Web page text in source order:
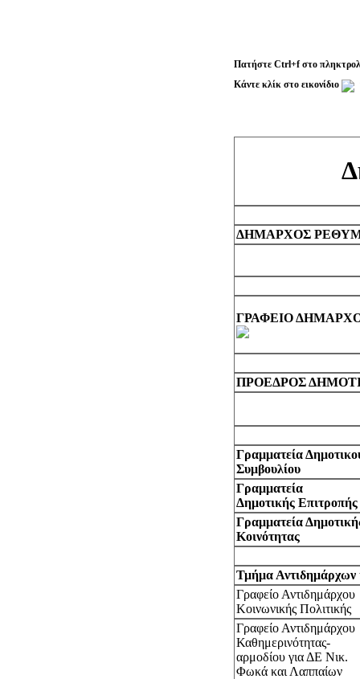
Πατήστε Ctrl+f στο
Κάντε κλίκ στο εικονίδιο
ΔΗΜΑΡΧΟΣ
ΓΡΑΦΕΙΟ
ΠΡΟΕΔΡΟΣ
Γραμματεία
Συμβουλίου
Γραμματεία
Δημοτικής Επιτροπής
Γραμματεία
Κοινότητας
Τμήμα
Γραφείο Αντιδημάρχου
Κοινωνικής Πολιτικής
Γραφείο Αντιδημάρχου
Καθημερινότητας-
αρμοδίου για ΔΕ Νικ.
Φωκά και Λαππαίων